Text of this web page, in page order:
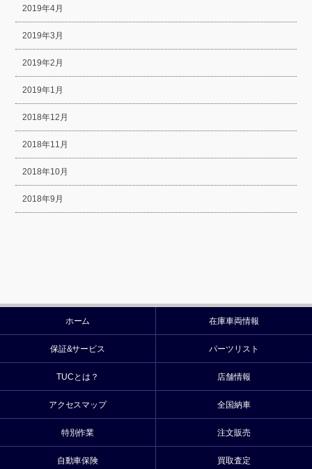
2019年4月
2019年3月
2019年2月
2019年1月
2018年12月
2018年11月
2018年10月
2018年9月
ホーム 在庫車両情報
保証&サービス パーツリスト
TUCとは？ 店舗情報
アクセスマップ 全国納車
特別作業 注文販売
自動車保険 買取査定